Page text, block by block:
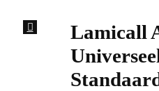
Lamicall